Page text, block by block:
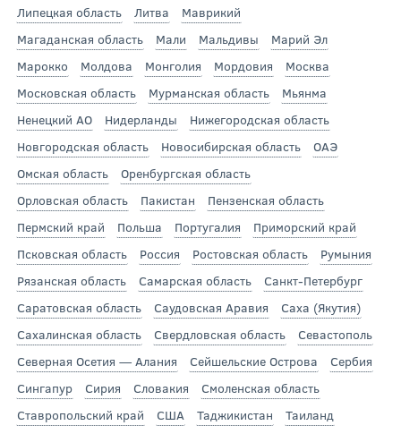
Липецкая область
Литва
Маврикий
Магаданская область
Мали Мальдивы
Марий Эл
Марокко
Молдова Монголия Мордовия
Москва
Московская область
Мурманская область
Мьянма
Ненецкий АО
Нидерланды
Нижегородская область
Новгородская область
Новосибирская область
ОАЭ
Омская область
Оренбургская область
Орловская область
Пакистан
Пензенская область
Пермский край
Польша Португалия
Приморский край
Псковская область
Россия Ростовская область
Румыния
Рязанская область
Самарская область
Санкт-Петербург
Саратовская область
Саудовская Аравия
Саха (Якутия)
Сахалинская область
Свердловская область
Севастополь
Северная Осетия — Алания
Сейшельские Острова
Сербия
Сингапур
Сирия Словакия
Смоленская область
Ставропольский край
США Таджикистан
Таиланд